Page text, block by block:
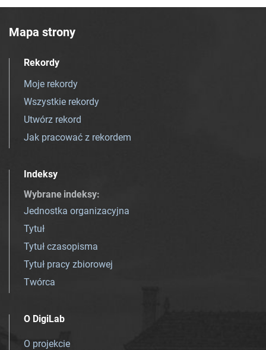
Mapa strony
Rekordy
Moje rekordy
Wszystkie rekordy
Utwórz rekord
Jak pracować z rekordem
Indeksy
Wybrane indeksy:
Jednostka organizacyjna
Tytuł
Tytuł czasopisma
Tytuł pracy zbiorowej
Twórca
O DigiLab
O projekcie